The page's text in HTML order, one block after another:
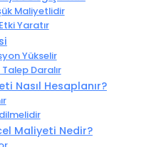
Maliyetlidir
Yaratır
Yükselir
Daralır
Nasıl Hesaplanır?
Maliyeti Nedir?